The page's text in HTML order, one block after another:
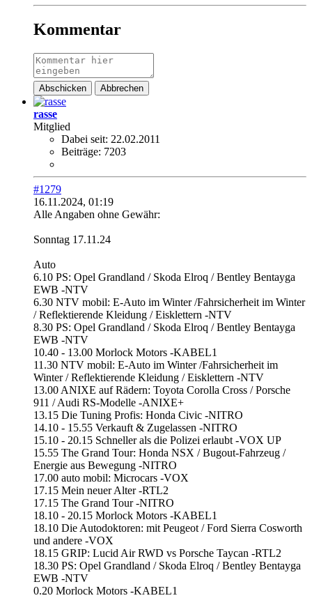
Kommentar
Abschicken Abbrechen
rasse
Mitglied
Dabei seit: 22.02.2011
Beiträge: 7203
#1279
16.11.2024, 01:19
Alle Angaben ohne Gewähr:
Sonntag 17.11.24
Auto
6.10 PS: Opel Grandland / Skoda Elroq / Bentley Bentayga
EWB -NTV
6.30 NTV mobil: E-Auto im Winter /Fahrsicherheit im Winter
/ Reflektierende Kleidung / Eisklettern -NTV
8.30 PS: Opel Grandland / Skoda Elroq / Bentley Bentayga
EWB -NTV
10.40 - 13.00 Morlock Motors -KABEL1
11.30 NTV mobil: E-Auto im Winter /Fahrsicherheit im
Winter / Reflektierende Kleidung / Eisklettern -NTV
13.00 ANIXE auf Rädern: Toyota Corolla Cross / Porsche
911 / Audi RS-Modelle -ANIXE+
13.15 Die Tuning Profis: Honda Civic -NITRO
14.10 - 15.55 Verkauft & Zugelassen -NITRO
15.10 - 20.15 Schneller als die Polizei erlaubt -VOX UP
15.55 The Grand Tour: Honda NSX / Bugout-Fahrzeug /
Energie aus Bewegung -NITRO
17.00 auto mobil: Microcars -VOX
17.15 Mein neuer Alter -RTL2
17.15 The Grand Tour -NITRO
18.10 - 20.15 Morlock Motors -KABEL1
18.10 Die Autodoktoren: mit Peugeot / Ford Sierra Cosworth
und andere -VOX
18.15 GRIP: Lucid Air RWD vs Porsche Taycan -RTL2
18.30 PS: Opel Grandland / Skoda Elroq / Bentley Bentayga
EWB -NTV
0.20 Morlock Motors -KABEL1